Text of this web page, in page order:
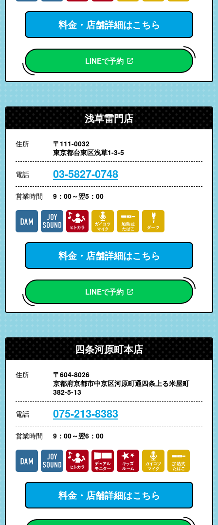
料金・店舗詳細はこちら
LINEで予約
浅草雷門店
住所
〒111-0032
東京都台東区浅草1-3-5
電話 03-5827-0748
営業時間 9：00～翌5：00
料金・店舗詳細はこちら
LINEで予約
四条河原町本店
住所
〒604-8026
京都府京都市中京区河原町通四条上る米屋町
382-5-13
電話 075-213-8383
営業時間 9：00～翌6：00
料金・店舗詳細はこちら